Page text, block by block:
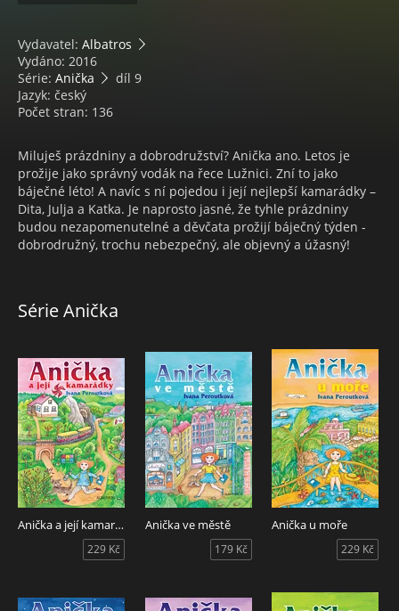
Vydavatel: Albatros
Vydáno: 2016
Série: Anička
díl 9
Jazyk: český
Počet stran: 136
Miluješ prázdniny a dobrodružství? Anička ano. Letos je
prožije jako správný vodák na řece Lužnici. Zní to jako
báječné léto! A navíc s ní pojedou i její nejlepší kamarádky –
Dita, Julja a Katka. Je naprosto jasné, že tyhle prázdniny
budou nezapomenutelné a děvčata prožijí báječný týden -
dobrodružný, trochu nebezpečný, ale objevný a úžasný!
Série Anička
Anička a její kamarádky
229 Kč
Anička ve městě
179 Kč
Anička u moře
229 Kč